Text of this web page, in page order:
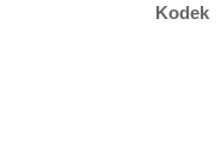
Kodek